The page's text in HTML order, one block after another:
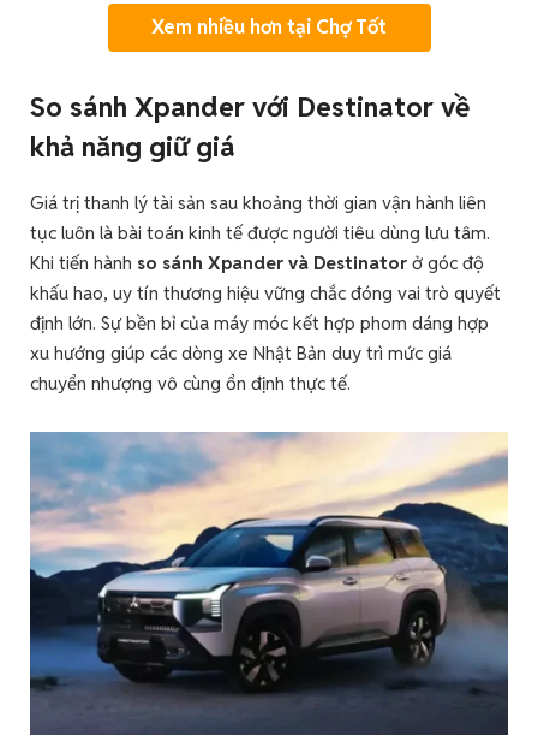
Xem nhiều hơn tại Chợ Tốt
So sánh Xpander với Destinator về
khả năng giữ giá
Giá trị thanh lý tài sản sau khoảng thời gian vận hành liên
tục luôn là bài toán kinh tế được người tiêu dùng lưu tâm.
Khi tiến hành so sánh Xpander và Destinator ở góc độ
khấu hao, uy tín thương hiệu vững chắc đóng vai trò quyết
định lớn. Sự bền bỉ của máy móc kết hợp phom dáng hợp
xu hướng giúp các dòng xe Nhật Bản duy trì mức giá
chuyển nhượng vô cùng ổn định thực tế.